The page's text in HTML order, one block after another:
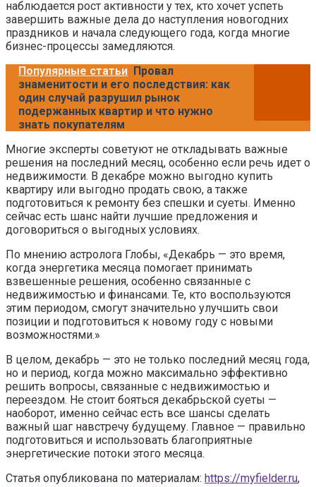
наблюдается рост активности у тех, кто хочет успеть
завершить важные дела до наступления новогодних
праздников и начала следующего года, когда многие
бизнес-процессы замедляются.
Популярные статьи Провал
знаменитости и его последствия: как
один случай разрушил рынок
подержанных квартир и что нужно
знать покупателям
Многие эксперты советуют не откладывать важные
решения на последний месяц, особенно если речь идет о
недвижимости. В декабре можно выгодно купить
квартиру или выгодно продать свою, а также
подготовиться к ремонту без спешки и суеты. Именно
сейчас есть шанс найти лучшие предложения и
договориться о выгодных условиях.
По мнению астролога Глобы, «Декабрь — это время,
когда энергетика месяца помогает принимать
взвешенные решения, особенно связанные с
недвижимостью и финансами. Те, кто воспользуются
этим периодом, смогут значительно улучшить свои
позиции и подготовиться к новому году с новыми
возможностями.»
В целом, декабрь — это не только последний месяц года,
но и период, когда можно максимально эффективно
решить вопросы, связанные с недвижимостью и
переездом. Не стоит бояться декабрьской суеты —
наоборот, именно сейчас есть все шансы сделать
важный шаг навстречу будущему. Главное — правильно
подготовиться и использовать благоприятные
энергетические потоки этого месяца.
Статья опубликована по материалам: https://myfielder.ru,